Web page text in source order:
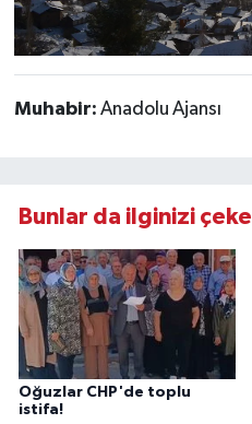
Muhabir: Anadolu Ajansı
Bunlar da ilginizi
Oğuzlar CHP'de toplu
istifa!